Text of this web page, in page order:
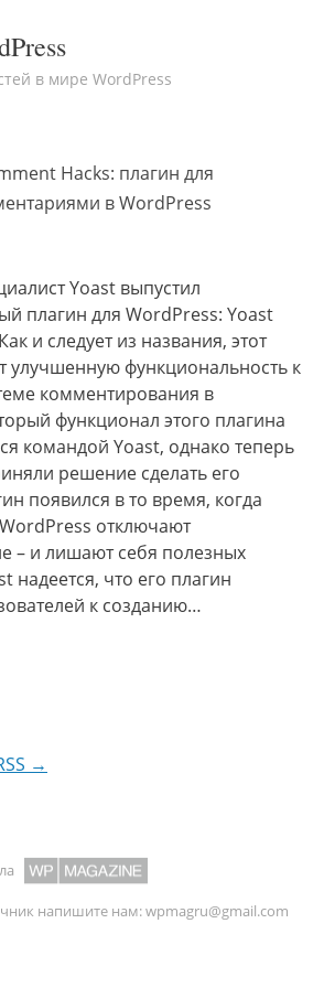
в мире WordPress
Hacks: плагин для
в WordPress
Yoast выпустил
плагин для WordPress: Yoast
и следует из названия, этот
улучшенную функциональность к
комментирования в
функционал этого плагина
командой Yoast, однако теперь
решение сделать его
появился в то время, когда
отключают
– и лишают себя полезных
надеется, что его плагин
к созданию…
→
напишите нам:wpmagru@gmail.com